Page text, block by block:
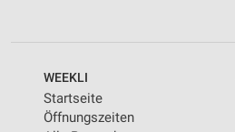
WEEKLI
Startseite
Öffnungszeiten